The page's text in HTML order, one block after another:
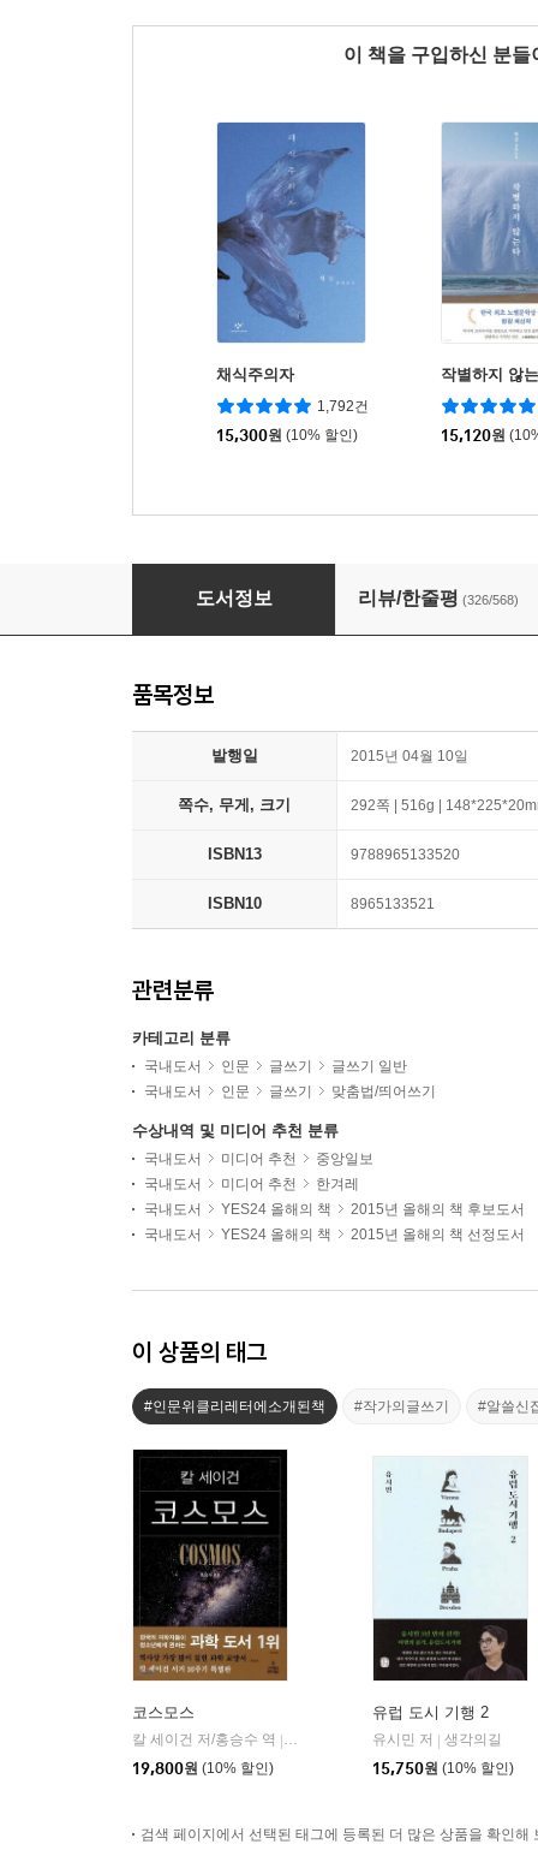
이 책을 구입하신 분
채식주의자
1,792건
15,300원 (10% 할인)
작별하지 않
15,120원
유시민의 글쓰기 특강
도서정보 리뷰/한줄평 (326/568)
품목정보
발행일 2015년 04월 10일
쪽수, 무게, 크기 292쪽 | 516g |
ISBN13 9788965133520
ISBN10 8965133521
관련분류
카테고리 분류
국내도서 인문 글쓰기
글쓰기 일반
국내도서
인문 글쓰기 맞춤법/띄어쓰기
수상내역 및 미디어 추천 분류
국내도서 미디어 추천
중앙일보
국내도서
미디어 추천
한겨레
국내도서
YES24 올해의 책
2015년 올해의 책 후보도서
국내도서
YES24 올해의 책 2015년 올해의 책 선정도서
이 상품의 태그
#인문위클리레터에소개된책 #작가의글쓰기 #알쓸신
코스모스
칼 세이건 저/홍승수 역
사이언스북스
19,800원 (10% 할인)
유럽 도시 기행 2
유시민 저
생각의길
15,750원 (10% 할인)
검색 페이지에서 선택된 태그에 등록된 더 많은 상품을 확인해